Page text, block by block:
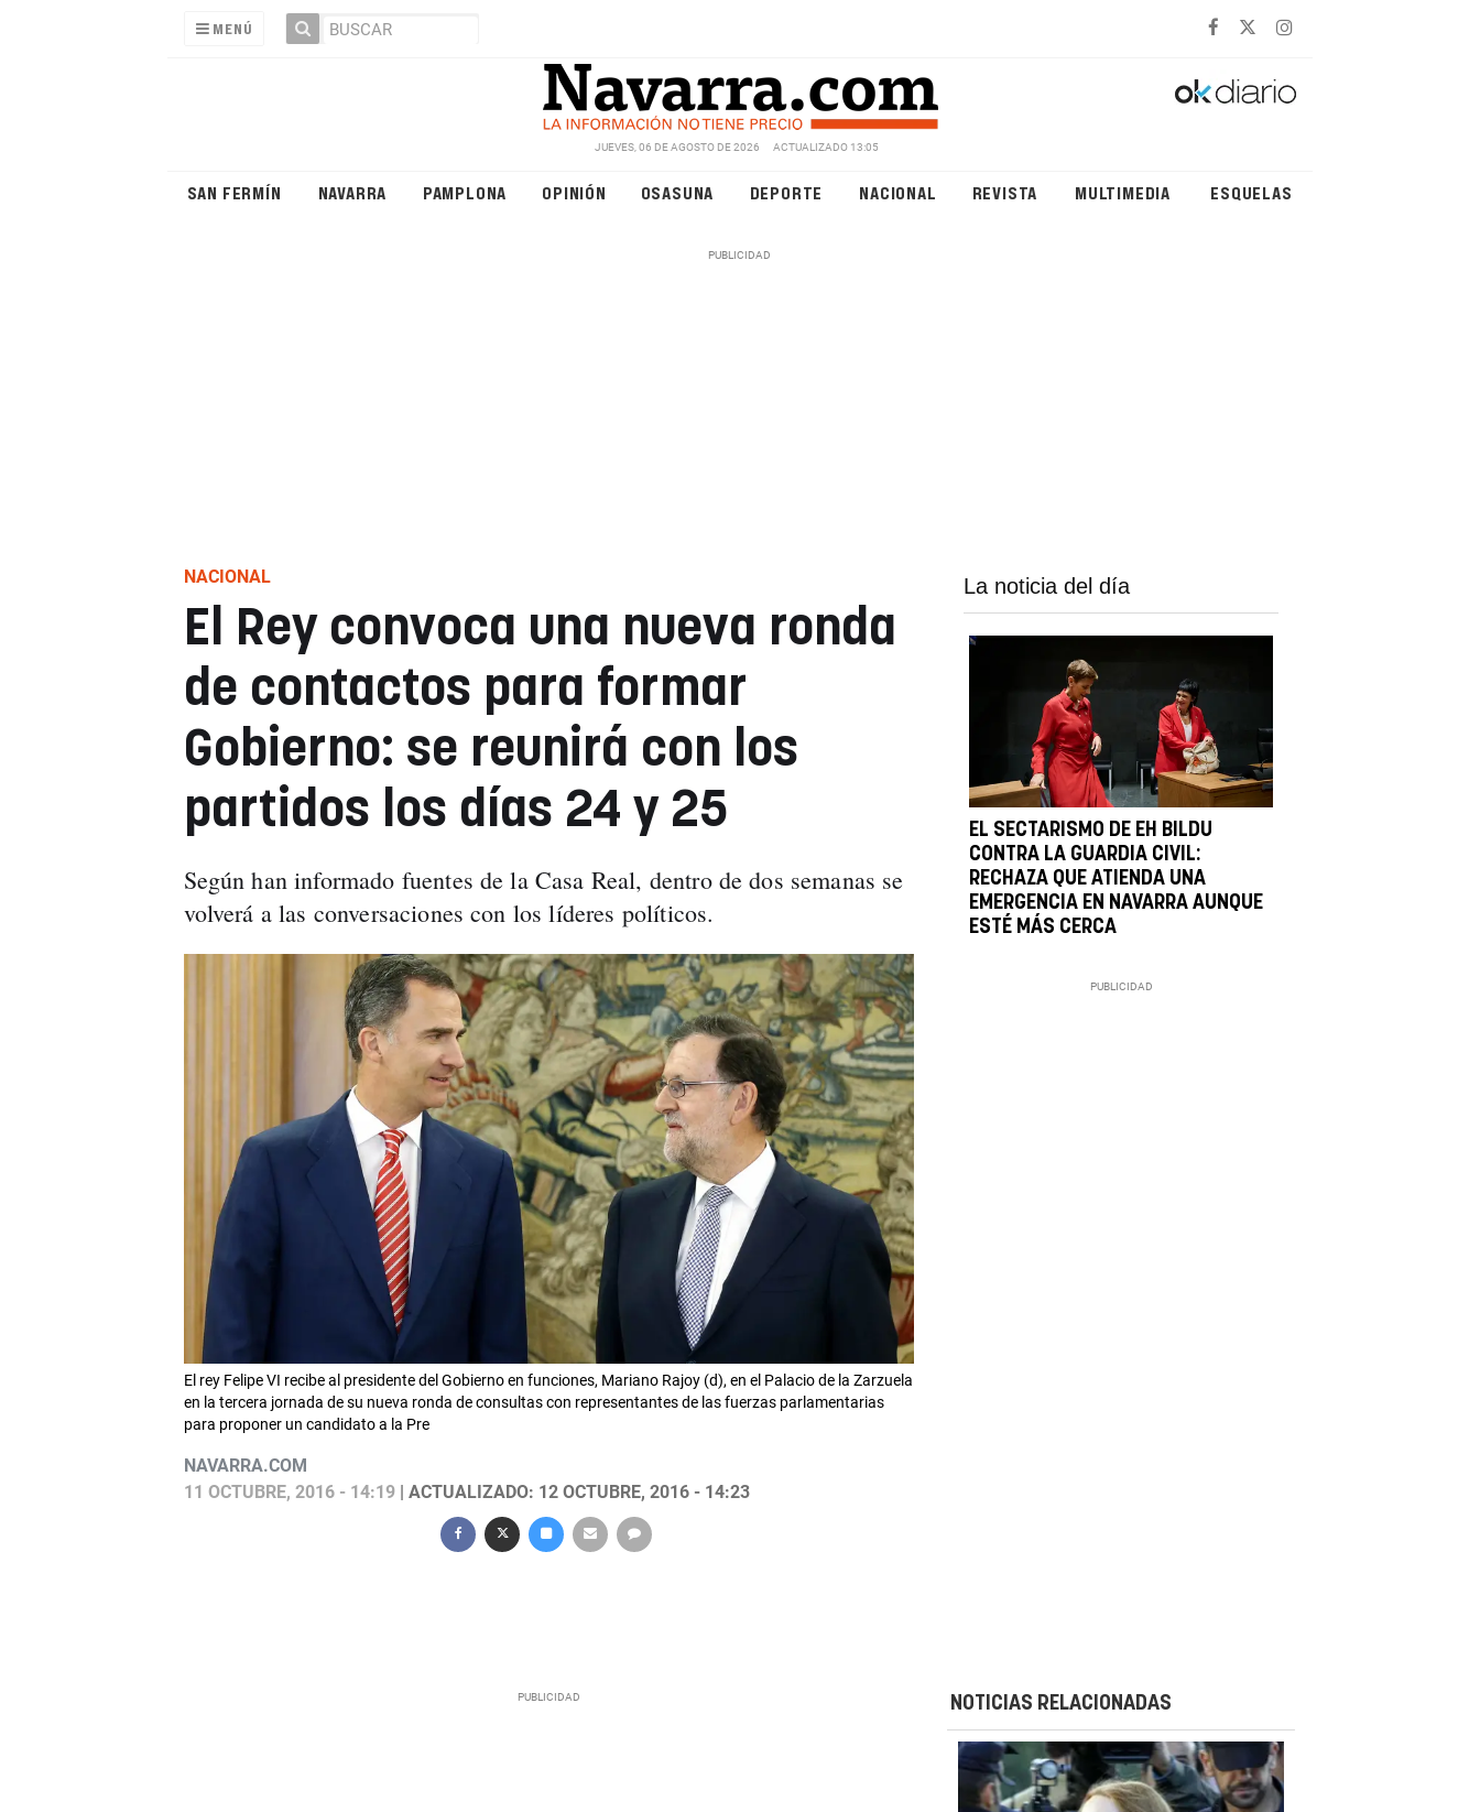
MENÚ
JUEVES, 06 DE AGOSTO DE 2026 ACTUALIZADO 13:05
SAN FERMÍN NAVARRA PAMPLONA OPINIÓN OSASUNA DEPORTE NACIONAL REVISTA MULTIMEDIA ESQUELAS
NACIONAL
El Rey convoca una nueva ronda
de contactos para formar
Gobierno: se reunirá con los
partidos los días 24 y 25
Según han informado fuentes de la Casa Real, dentro de dos semanas se
volverá a las conversaciones con los líderes políticos.
El rey Felipe VI recibe al presidente del Gobierno en funciones, Mariano Rajoy (d), en el Palacio de la Zarzuela
en la tercera jornada de su nueva ronda de consultas con representantes de las fuerzas parlamentarias
para proponer un candidato a la Pre
NAVARRA.COM
11 OCTUBRE, 2016 - 14:19| ACTUALIZADO: 12 OCTUBRE, 2016 - 14:23
La noticia del día
EL SECTARISMO DE EH BILDU
CONTRA LA GUARDIA CIVIL:
RECHAZA QUE ATIENDA UNA
EMERGENCIA EN NAVARRA AUNQUE
ESTÉ MÁS CERCA
NOTICIAS RELACIONADAS